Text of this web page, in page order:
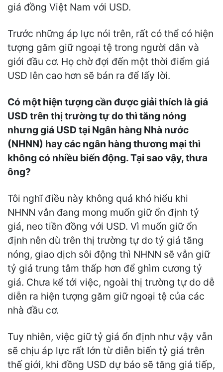
giá đồng Việt Nam với USD.
Trước những áp lực nói trên, rất có thể có hiện
tượng găm giữ ngoại tệ trong người dân và
giới đầu cơ. Họ chờ đợi đến một thời điểm giá
USD lên cao hơn sẽ bán ra để lấy lời.
Có một hiện tượng cần được giải thích là giá
USD trên thị trường tự do thì tăng nóng
nhưng giá USD tại Ngân hàng Nhà nước
(NHNN) hay các ngân hàng thương mại thì
không có nhiều biến động. Tại sao vậy, thưa
ông?
Tôi nghĩ điều này không quá khó hiểu khi
NHNN vẫn đang mong muốn giữ ổn định tỷ
giá, neo tiền đồng với USD. Vì muốn giữ ổn
định nên dù trên thị trường tự do tỷ giá tăng
nóng, giao dịch sôi động thì NHNN sẽ vẫn giữ
tỷ giá trung tâm thấp hơn để ghìm cương tỷ
giá. Chưa kể tới việc, ngoài thị trường tự do dễ
diễn ra hiện tượng găm giữ ngoại tệ của các
nhà đầu cơ.
Tuy nhiên, việc giữ tỷ giá ổn định như vậy vẫn
sẽ chịu áp lực rất lớn từ diễn biến tỷ giá trên
thế giới, khi đồng USD dự báo sẽ tăng giá tiếp,